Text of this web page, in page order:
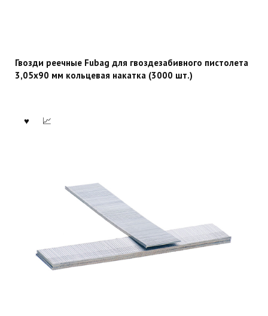
Гвозди реечные Fubag для гвоздезабивного пистолета
3,05х90 мм кольцевая накатка (3000 шт.)